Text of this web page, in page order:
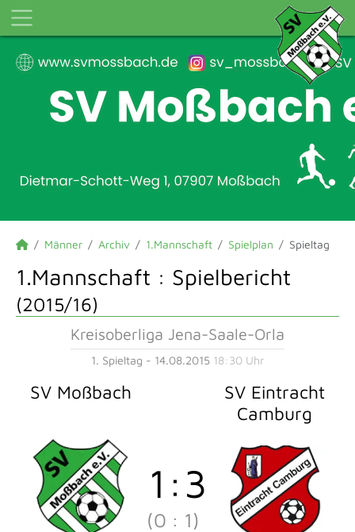
Männer Archiv 1.Mannschaft Spielplan Spieltag
1.Mannschaft : Spielbericht
(2015/16)
Kreisoberliga Jena-Saale-Orla
1. Spieltag - 14.08.2015 18:30 Uhr
SV Moßbach
SV Eintracht
Camburg
1 : 3
(0 : 1)